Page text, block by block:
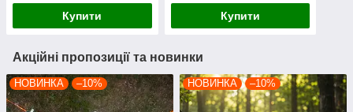
Купити Купити
Акційні пропозиції та новинки
НОВИНКА –10% НОВИНКА –10%